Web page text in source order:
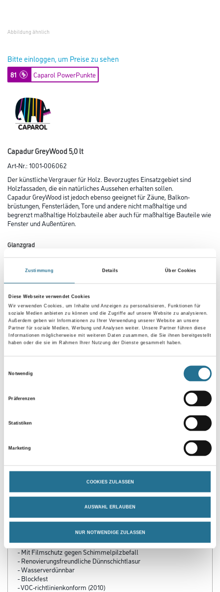
Zustimmung Details Über Cookies
Diese Webseite verwendet Cookies
Wir verwenden Cookies, um Inhalte und Anzeigen zu personalisieren, Funktionen für
soziale Medien anbieten zu können und die Zugriffe auf unsere Website zu analysieren.
Außerdem geben wir Informationen zu Ihrer Verwendung unserer Website an unsere
Partner für soziale Medien, Werbung und Analysen weiter. Unsere Partner führen diese
Informationen möglicherweise mit weiteren Daten zusammen, die Sie ihnen bereitgestellt
haben oder die sie im Rahmen Ihrer Nutzung der Dienste gesammelt haben.
Notwendig
Präferenzen
Statistiken
Marketing
COOKIES ZULASSEN
AUSWAHL ERLAUBEN
NUR NOTWENDIGE ZULASSEN
Abbildung ähnlich
Bitte einloggen, um Preise zu sehen
81 Caparol PowerPunkte
Capadur GreyWood 5,0 lt
Art-Nr.:1001-006062
Der künstliche Vergrauer für Holz. Bevorzugtes Einsatzgebiet sind
Holzfassaden, die ein natürliches Aussehen erhalten sollen.
Capadur GreyWood ist jedoch ebenso geeignet für Zäune, Balkon­
brüstungen, Fensterläden, Tore und andere nicht maßhaltige und
begrenzt maßhaltige Holzbauteile aber auch für maßhaltige Bau­teile wie
Fenster und Außentüren.
Glanzgrad
Gebinde
Umrechnungsfaktoren
Zur Farbauswahl für Ihren Wunschfarbton
PRODUKTEIGENSCHAFTEN
- Hervorragender UV-Schutz durch reflektierende Pigmente
- Tropfgehemmte Konsistenz
- Licht- und Witterungsbeständig
- Edle Grautöne durch Perlglanzpigmente
- Mit Filmschutz gegen Schimmelpilzbefall
- Renovierungsfreundliche Dünnschichtlasur
- Wasserverdünnbar
- Blockfest
- VOC-richtlinienkonform (2010)